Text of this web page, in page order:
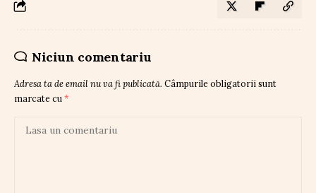
Niciun comentariu
Adresa ta de email nu va fi publicată. Câmpurile obligatorii sunt
marcate cu *